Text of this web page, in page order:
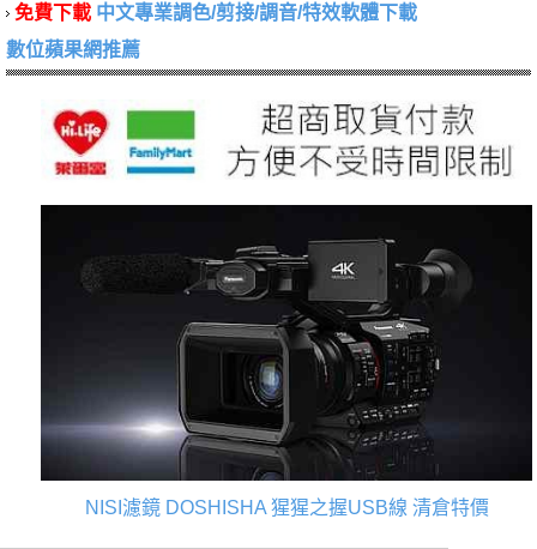
免費下載 中文專業調色/剪接/調音/特效軟體下載
數位蘋果網推薦
NISI濾鏡 DOSHISHA 猩猩之握USB線 清倉特價